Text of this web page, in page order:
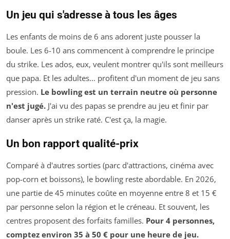
Un jeu qui s'adresse à tous les âges
Les enfants de moins de 6 ans adorent juste pousser la
boule. Les 6-10 ans commencent à comprendre le principe
du strike. Les ados, eux, veulent montrer qu'ils sont meilleurs
que papa. Et les adultes… profitent d'un moment de jeu sans
pression. Le bowling est un terrain neutre où personne
n'est jugé. J'ai vu des papas se prendre au jeu et finir par
danser après un strike raté. C'est ça, la magie.
Un bon rapport qualité-prix
Comparé à d'autres sorties (parc d'attractions, cinéma avec
pop-corn et boissons), le bowling reste abordable. En 2026,
une partie de 45 minutes coûte en moyenne entre 8 et 15 €
par personne selon la région et le créneau. Et souvent, les
centres proposent des forfaits familles. Pour 4 personnes,
comptez environ 35 à 50 € pour une heure de jeu.